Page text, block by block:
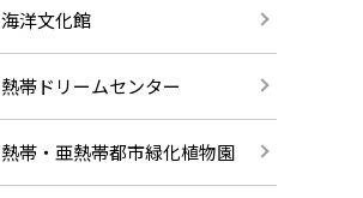
海洋文化館
熱帯ドリームセンター
熱帯・亜熱帯都市緑化植物園